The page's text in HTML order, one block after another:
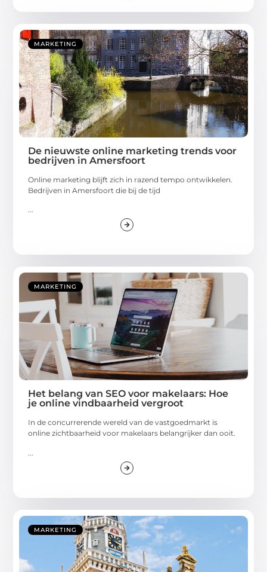
MARKETING
De nieuwste online marketing trends voor
bedrijven in Amersfoort
Online marketing blijft zich in razend tempo ontwikkelen.
Bedrijven in Amersfoort die bij de tijd
...
MARKETING
Het belang van SEO voor makelaars: Hoe
je online vindbaarheid vergroot
In de concurrerende wereld van de vastgoedmarkt is
online zichtbaarheid voor makelaars belangrijker dan ooit.
MARKETING